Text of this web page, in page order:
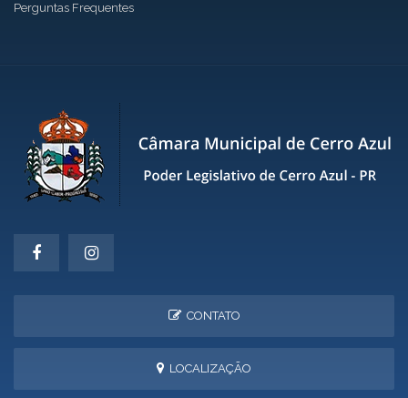
Perguntas Frequentes
CONTATO
LOCALIZAÇÃO